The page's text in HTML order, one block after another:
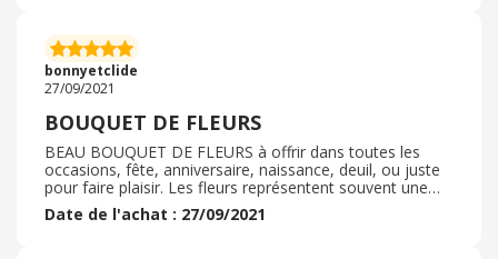
parfaitement exécutée et le bouquet était magnifique. Je
suis vraiment ravie et n'hésiterai pas à faire, à nouveau,
appel à cette société.
bonnyetclide
27/09/2021
BOUQUET DE FLEURS
BEAU BOUQUET DE FLEURS à offrir dans toutes les
occasions, fête, anniversaire, naissance, deuil, ou juste
pour faire plaisir. Les fleurs représentent souvent une
personnalité, et les couleurs une émotion... . par
conséquent, on peut rarement se tromper. J'ai acheté un
Date de l'achat : 27/09/2021